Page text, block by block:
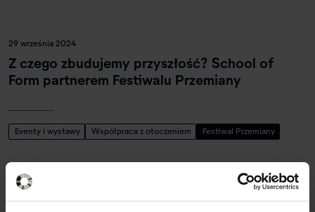
29 września 2024
Z czego zbudujemy przyszłość? School of
Form partnerem Festiwalu Przemiany
Eventy i wystawy Współpraca z otoczeniem Festiwal Przemiany
2 października 2024